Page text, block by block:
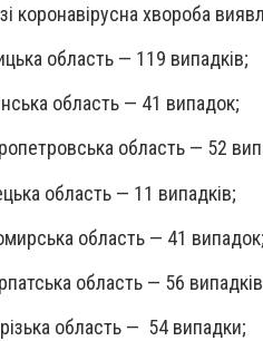
коронавірусна хвороба
область — 119 випадків;
область — 41 випадок;
область — 52
область — 11 випадків;
область — 41 випадок;
область — 56
область — 54 випадки;